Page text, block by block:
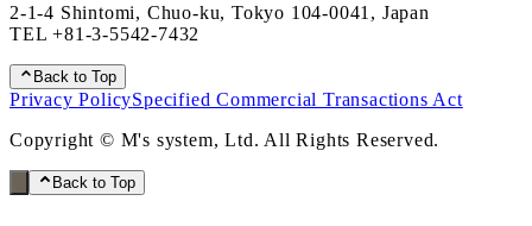
2-1-4 Shintomi, Chuo-ku, Tokyo 104-0041, Japan
TEL+81-3-5542-7432
Back to Top
Privacy PolicySpecified Commercial Transactions Act
Copyright © M's system, Ltd. All Rights Reserved.
Back to Top